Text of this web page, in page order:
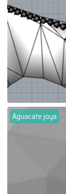
Aguacate joya